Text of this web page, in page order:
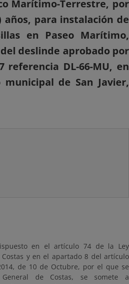
Marítimo-Terrestre, por
años, para instalación de
en Paseo Marítimo,
del deslinde aprobado por
referencia DL-66-MU, en
de San Javier,
en el artículo 74 de la Ley
y en el apartado 8 del artículo
de 10 de Octubre, por el que se
de Costas, se somete a